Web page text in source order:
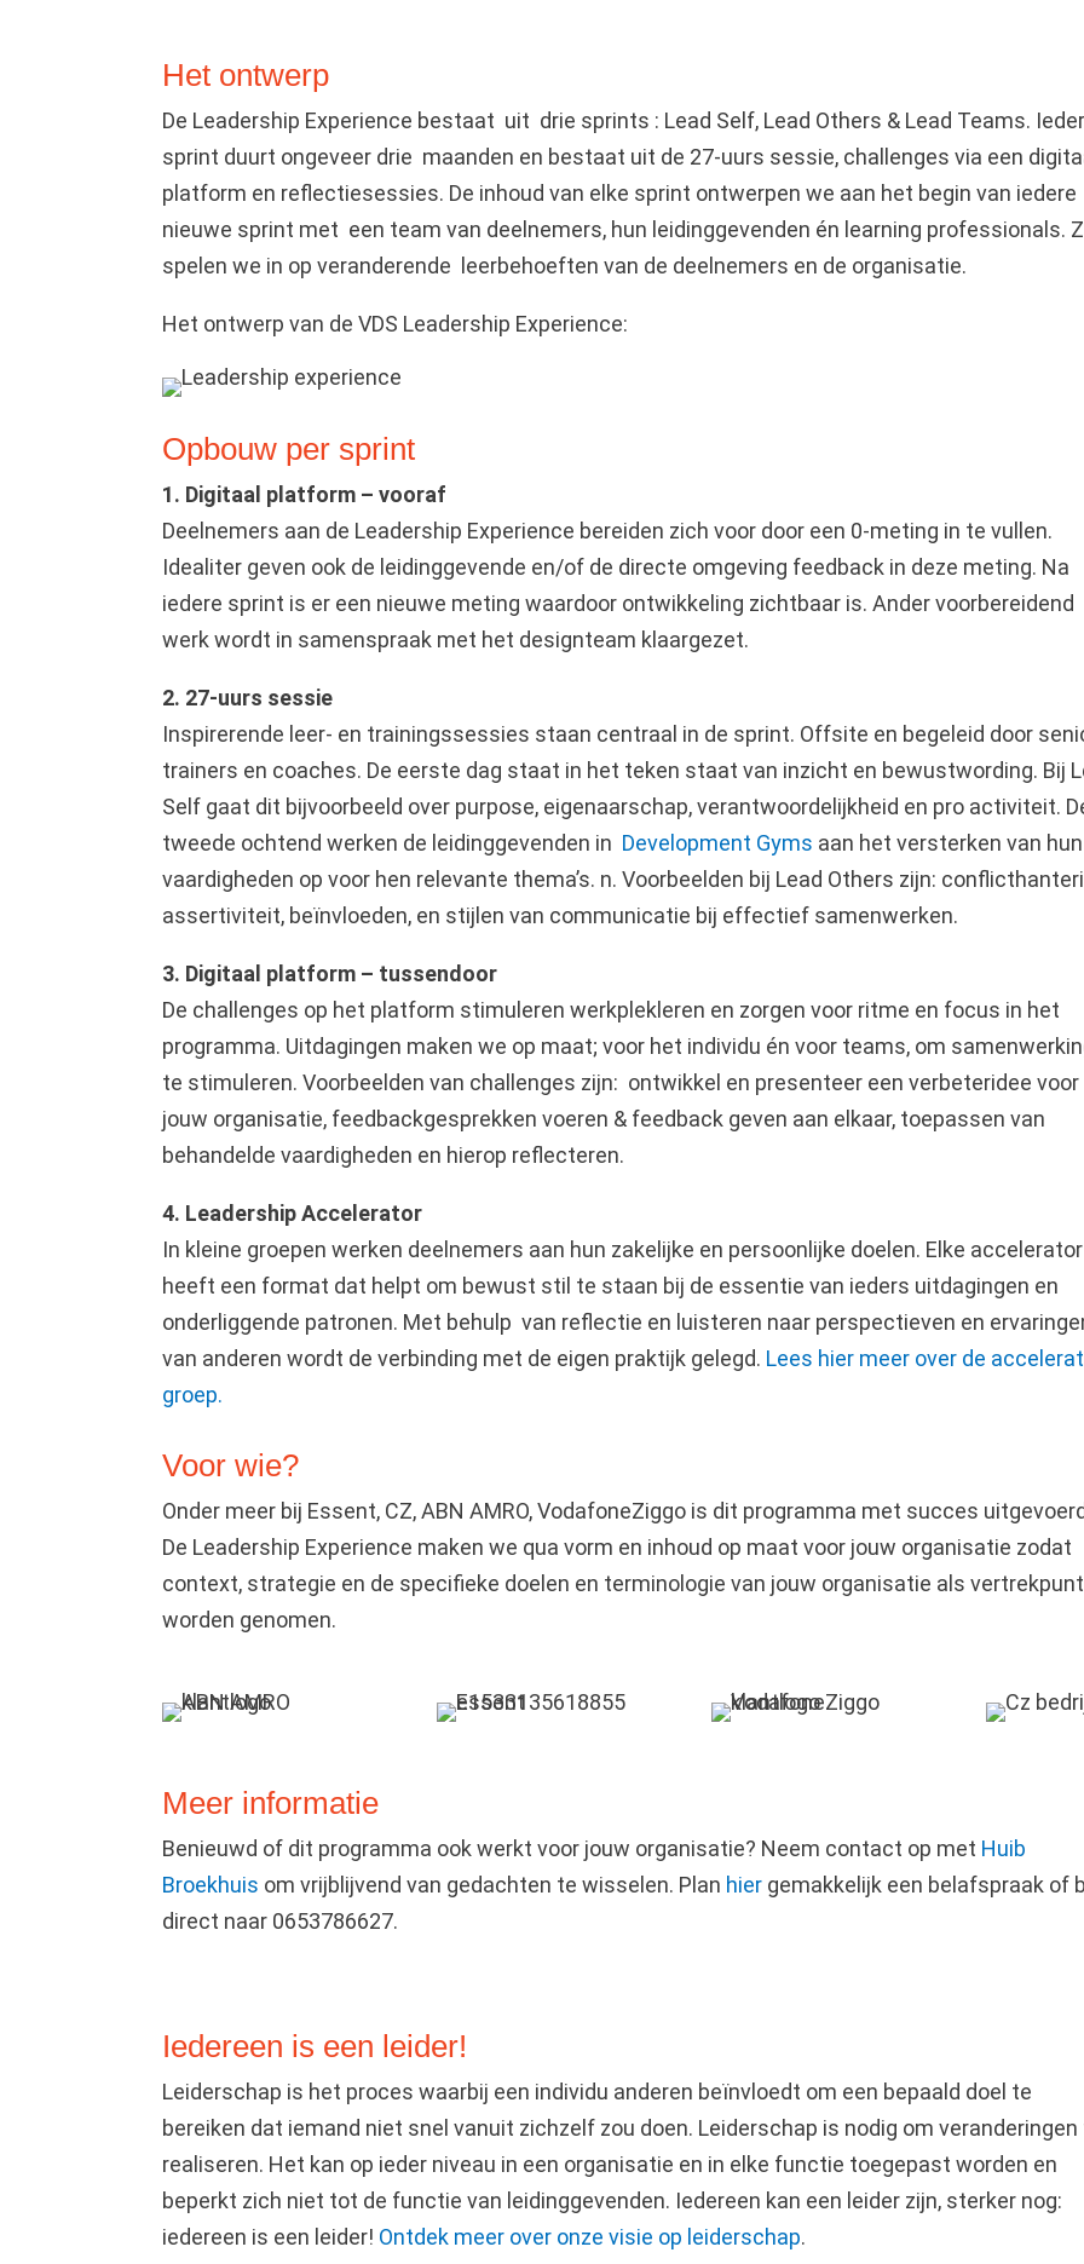
Het ontwerp
De Leadership Experience bestaat uit drie sprints : Lead Self, Lead Others & Lead Teams.
sprint duurt ongeveer drie maanden en bestaat uit de 27-uurs sessie, challenges via een
platform en reflectiesessies. De inhoud van elke sprint ontwerpen we aan het begin van iedere
nieuwe sprint met een team van deelnemers, hun leidinggevenden én learning professionals.
spelen we in op veranderende leerbehoeften van de deelnemers en de organisatie.
Het ontwerp van de VDS Leadership Experience:
Opbouw per sprint
1. Digitaal platform – vooraf
Deelnemers aan de Leadership Experience bereiden zich voor door een 0-meting in te vullen.
Idealiter geven ook de leidinggevende en/of de directe omgeving feedback in deze meting. Na
iedere sprint is er een nieuwe meting waardoor ontwikkeling zichtbaar is. Ander voorbereidend
werk wordt in samenspraak met het designteam klaargezet.
2. 27-uurs sessie
Inspirerende leer- en trainingssessies staan centraal in de sprint. Offsite en begeleid door
trainers en coaches. De eerste dag staat in het teken staat van inzicht en bewustwording. Bij
Self gaat dit bijvoorbeeld over purpose, eigenaarschap, verantwoordelijkheid en pro activiteit.
tweede ochtend werken de leidinggevenden in Development Gyms aan het versterken van hun
vaardigheden op voor hen relevante thema’s. n. Voorbeelden bij Lead Others zijn:
assertiviteit, beïnvloeden, en stijlen van communicatie bij effectief samenwerken.
3. Digitaal platform – tussendoor
De challenges op het platform stimuleren werkplekleren en zorgen voor ritme en focus in het
programma. Uitdagingen maken we op maat; voor het individu én voor teams, om
te stimuleren. Voorbeelden van challenges zijn: ontwikkel en presenteer een verbeteridee voor
jouw organisatie, feedbackgesprekken voeren & feedback geven aan elkaar, toepassen van
behandelde vaardigheden en hierop reflecteren.
4. Leadership Accelerator
In kleine groepen werken deelnemers aan hun zakelijke en persoonlijke doelen. Elke accelerator
heeft een format dat helpt om bewust stil te staan bij de essentie van ieders uitdagingen en
onderliggende patronen. Met behulp van reflectie en luisteren naar perspectieven en
van anderen wordt de verbinding met de eigen praktijk gelegd. Lees hier meer over de
groep.
Voor wie?
Onder meer bij Essent, CZ, ABN AMRO, VodafoneZiggo is dit programma met succes
De Leadership Experience maken we qua vorm en inhoud op maat voor jouw organisatie zodat
context, strategie en de specifieke doelen en terminologie van jouw organisatie als vertrekpunt
worden genomen.
Meer informatie
Benieuwd of dit programma ook werkt voor jouw organisatie? Neem contact op met Huib
Broekhuis om vrijblijvend van gedachten te wisselen. Plan hier gemakkelijk een belafspraak of
direct naar 0653786627.
Iedereen is een leider!
Leiderschap is het proces waarbij een individu anderen beïnvloedt om een bepaald doel te
bereiken dat iemand niet snel vanuit zichzelf zou doen. Leiderschap is nodig om veranderingen
realiseren. Het kan op ieder niveau in een organisatie en in elke functie toegepast worden en
beperkt zich niet tot de functie van leidinggevenden. Iedereen kan een leider zijn, sterker nog:
iedereen is een leider! Ontdek meer over onze visie op leiderschap.